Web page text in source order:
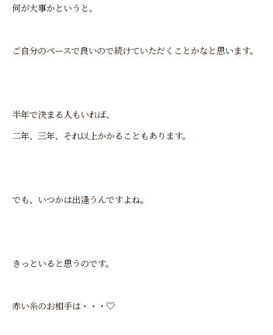
何が大事かというと、
ご自分のペースで良いので続けていただくことかなと思います。
半年で決まる人もいれば、
二年、三年、それ以上かかることもあります。
でも、いつかは出逢うんですよね。
きっといると思うのです。
赤い糸のお相手は・・・♡